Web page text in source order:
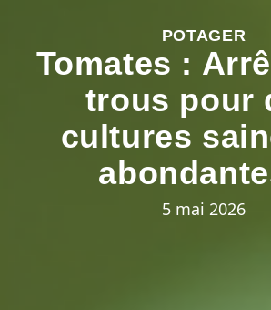
POTAGER
Tomates :
trous pour
cultures
5 mai 2026